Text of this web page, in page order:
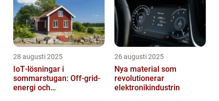
28 augusti 2025
IoT‑lösningar i
sommarstugan: Off‑grid-
energi och
26 augusti 2025
Nya material som
revolutionerar
elektronikindustrin